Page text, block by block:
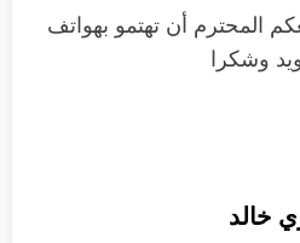
المحترم أن تهتمو بهواتف
وشكرا
خالد